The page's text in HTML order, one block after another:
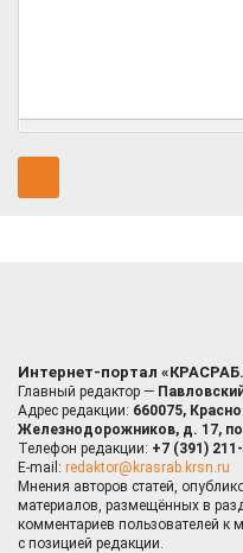
Интернет-портал
Главный редактор —
Адрес редакции: 660075,
Железнодорожников, д. 17,
Телефон редакции: +7 (391)
E-mail: redaktor@krasrab.krsn.ru
Мнения авторов статей,
материалов, размещённых в
комментариев пользователей к
с позицией редакции.